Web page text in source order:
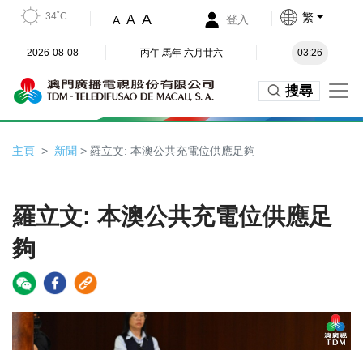
34˚C A A A 登入 繁
2026-08-08 丙午 馬年 六月廿六 03:26
搜尋
主頁 新聞 > 羅立文: 本澳公共充電位供應足夠
羅立文: 本澳公共充電位供應足
夠